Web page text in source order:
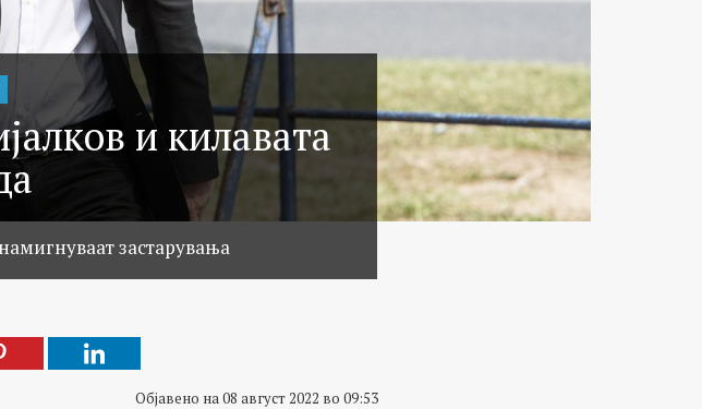
и килавата
застарувања
Објавено на 08 август 2022 во 09:53